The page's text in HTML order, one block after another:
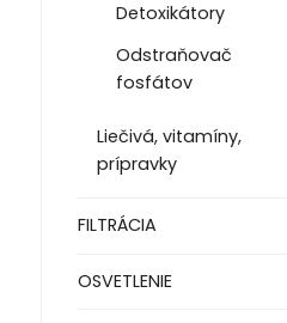
Detoxikátory
Odstraňovač
fosfátov
Liečivá, vitamíny,
prípravky
FILTRÁCIA
OSVETLENIE